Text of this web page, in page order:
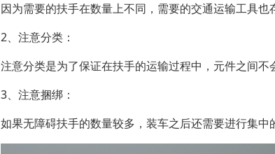
因为需要的扶手在数量上不同，需要的交通运输工具
2、注意分类：
注意分类是为了保证在扶手的运输过程中，元件之间不
3、注意捆绑：
如果无障碍扶手的数量较多，装车之后还需要进行集中